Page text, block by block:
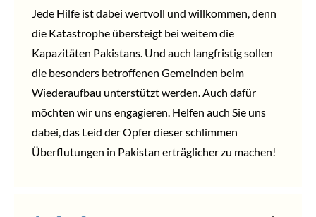
Jede Hilfe ist dabei wertvoll und willkommen, denn
die Katastrophe übersteigt bei weitem die
Kapazitäten Pakistans. Und auch langfristig sollen
die besonders betroffenen Gemeinden beim
Wiederaufbau unterstützt werden. Auch dafür
möchten wir uns engagieren. Helfen auch Sie uns
dabei, das Leid der Opfer dieser schlimmen
Überflutungen in Pakistan erträglicher zu machen!